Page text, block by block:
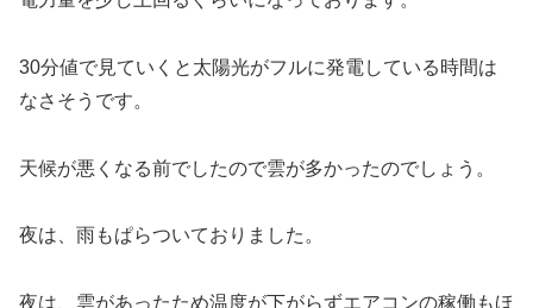
30分値で見ていくと太陽光がフルに発電している時間は
なさそうです。
天候が悪くなる前でしたので雲が多かったのでしょう。
夜は、雨もぱらついておりました。
夜は、雲があったため温度が下がらずエアコンの稼働もほ